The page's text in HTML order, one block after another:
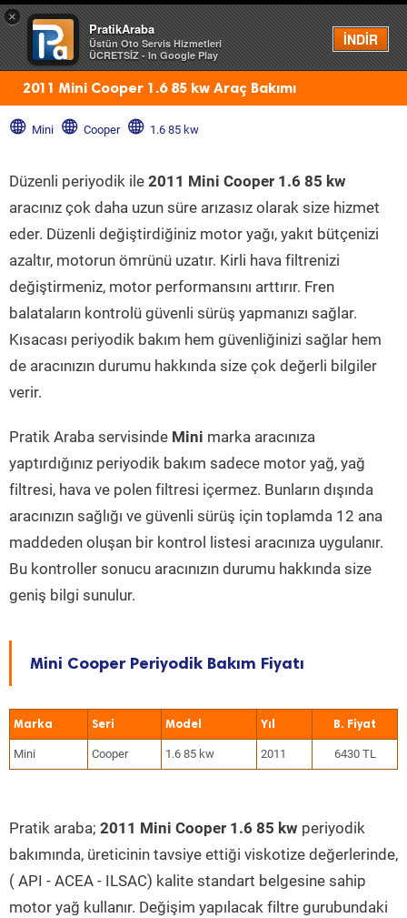
×
PratikAraba
Üstün Oto Servis Hizmetleri
ÜCRETSİZ - In Google Play
İNDİR
Menü
2011 Mini Cooper 1.6 85 kw Araç Bakımı
Mini Cooper 1.6 85 kw
Düzenli periyodik ile 2011 Mini Cooper 1.6 85 kw
aracınız çok daha uzun süre arızasız olarak size hizmet
eder. Düzenli değiştirdiğiniz motor yağı, yakıt bütçenizi
azaltır, motorun ömrünü uzatır. Kirli hava filtrenizi
değiştirmeniz, motor performansını arttırır. Fren
balataların kontrolü güvenli sürüş yapmanızı sağlar.
Kısacası periyodik bakım hem güvenliğinizi sağlar hem
de aracınızın durumu hakkında size çok değerli bilgiler
verir.
Pratik Araba servisinde Mini marka aracınıza
yaptırdığınız periyodik bakım sadece motor yağ, yağ
filtresi, hava ve polen filtresi içermez. Bunların dışında
aracınızın sağlığı ve güvenli sürüş için toplamda 12 ana
maddeden oluşan bir kontrol listesi aracınıza uygulanır.
Bu kontroller sonucu aracınızın durumu hakkında size
geniş bilgi sunulur.
Mini Cooper Periyodik Bakım Fiyatı
Marka Seri Model Yıl
Mini Cooper 1.6 85 kw 2011 6430 TL
Pratik araba; 2011 Mini Cooper 1.6 85 kw periyodik
bakımında, üreticinin tavsiye ettiği viskotize değerlerinde,
( API - ACEA - ILSAC) kalite standart belgesine sahip
motor yağ kullanır. Değişim yapılacak filtre gurubundaki